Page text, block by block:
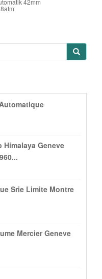
Geneve
Srie Limite Montre
Mercier Geneve